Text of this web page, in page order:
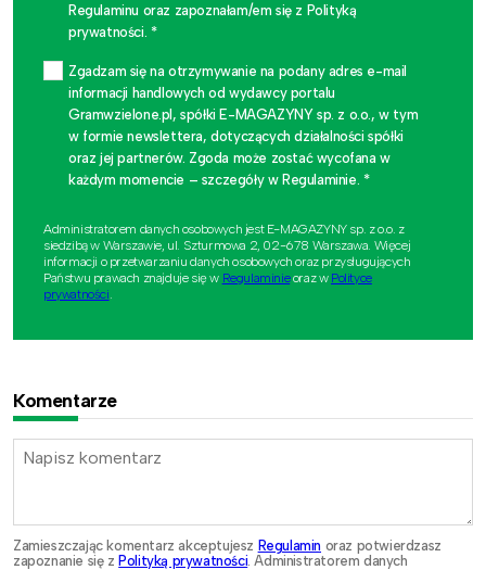
Regulaminu oraz zapoznałam/em się z Polityką
prywatności. *
Zgadzam się na otrzymywanie na podany adres e-mail
informacji handlowych od wydawcy portalu
Gramwzielone.pl, spółki E-MAGAZYNY sp. z o.o., w tym
w formie newslettera, dotyczących działalności spółki
oraz jej partnerów. Zgoda może zostać wycofana w
każdym momencie – szczegóły w Regulaminie. *
Administratorem danych osobowych jest E-MAGAZYNY sp. z o.o. z
siedzibą w Warszawie, ul. Szturmowa 2, 02-678 Warszawa. Więcej
informacji o przetwarzaniu danych osobowych oraz przysługujących
Państwu prawach znajduje się w Regulaminieoraz w Polityce
prywatności
Komentarze
Zamieszczając komentarz akceptujesz Regulamin oraz potwierdzasz
zapoznanie się z Polityką prywatności. Administratorem danych